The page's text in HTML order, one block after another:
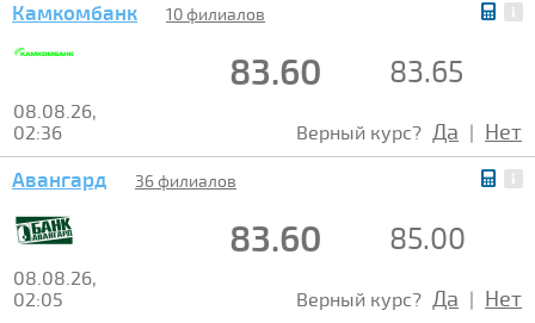
Камкомбанк 10 филиалов
83.60 83.65
08.08.26,
02:36
Верный курс? Да | Нет
Авангард 36 филиалов
83.60 85.00
08.08.26,
02:05
Верный курс? Да | Нет